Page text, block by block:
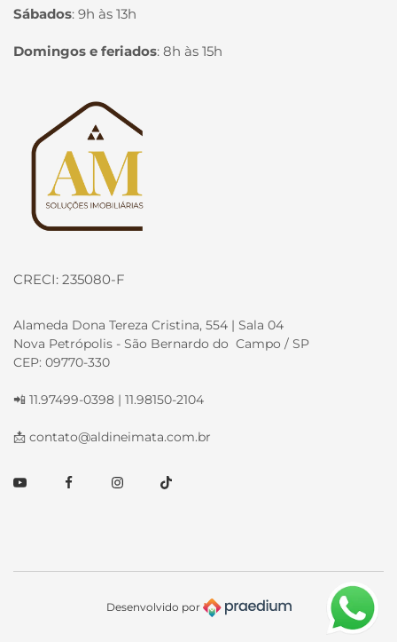
Sábados: 9h às 13h
Domingos e feriados: 8h às 15h
Página inicial
CRECI: 235080-F
Alameda Dona Tereza Cristina, 554 | Sala 04
Nova Petrópolis - São Bernardo do Campo / SP
CEP: 09770-330
📲 11.97499-0398 | 11.98150-2104
📩 contato@aldineimata.com.br
YoutubeFacebookInstagramTikTok
Desenvolvido por